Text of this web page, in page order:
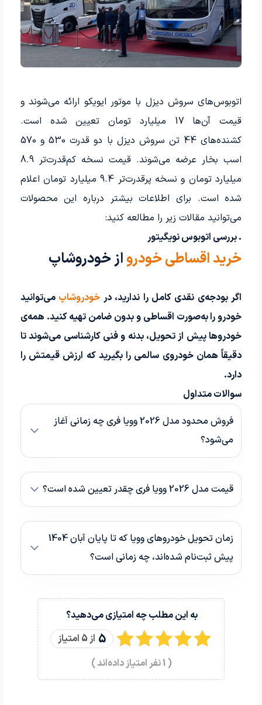
اتوبوس‌های سروش دیزل با موتور ایویکو ارائه می‌شوند و
قیمت آن‌ها 17 میلیارد تومان تعیین شده است.
کشنده‌های 44 تن سروش دیزل با دو قدرت 530 و 570
اسب بخار عرضه می‌شوند. قیمت نسخه کم‌قدرت‌تر 8.9
میلیارد تومان و نسخه پرقدرت‌تر 9.4 میلیارد تومان اعلام
شده است. برای اطلاعات بیشتر درباره این محصولات
می‌توانید مقالات زیر را مطالعه کنید:
. بررسی اتوبوس نویگیتور
خرید اقساطی خودرواز خودروشاپ
اگر بودجه‌ی نقدی کامل را ندارید، در خودروشاپ می‌توانید
خودرو را به‌صورت اقساطی و بدون ضامن تهیه کنید. همه‌ی
خودروها پیش از تحویل، بدنه و فنیکارشناسی می‌شوند تا
دقیقاً همان خودروی سالمی را بگیرید که ارزش قیمتش را
دارد.
سوالات متداول
فروش محدود مدل 2026 وویا فری چه زمانی آغاز
می‌شود؟
قیمت مدل 2026 وویا فری چقدر تعیین شده است؟
زمان تحویل خودروهای وویا که تا پایان آبان 1404
پیش‌ ثبت‌نام شده‌اند، چه زمانی است؟
به این مطلب چه امتیازی می‌دهید؟
5 از 5 امتیاز
(
1نفر امتیاز داده‌اند )